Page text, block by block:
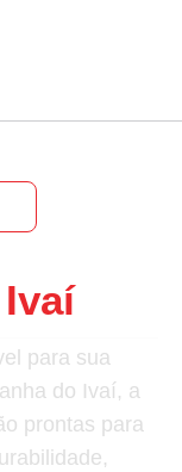
para sua
do Ivaí, a
prontas para